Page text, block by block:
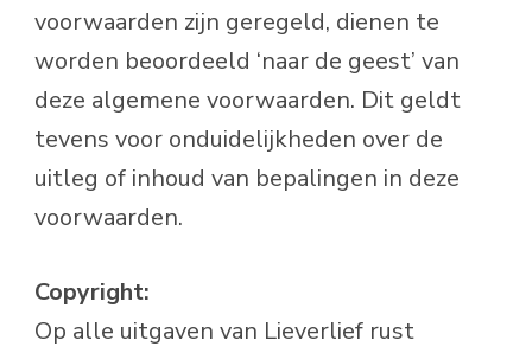
voorwaarden zijn geregeld, dienen te
worden beoordeeld ‘naar de geest’ van
deze algemene voorwaarden. Dit geldt
tevens voor onduidelijkheden over de
uitleg of inhoud van bepalingen in deze
voorwaarden.
Copyright:
Op alle uitgaven van Lieverlief rust